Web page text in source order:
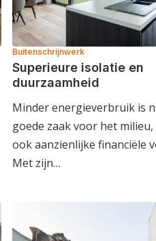
Buitenschrijnwerk
Superieure isolatie en
duurzaamheid
Minder energieverbruik is
goede zaak voor het
ook aanzienlijke financiële
Met zijn…